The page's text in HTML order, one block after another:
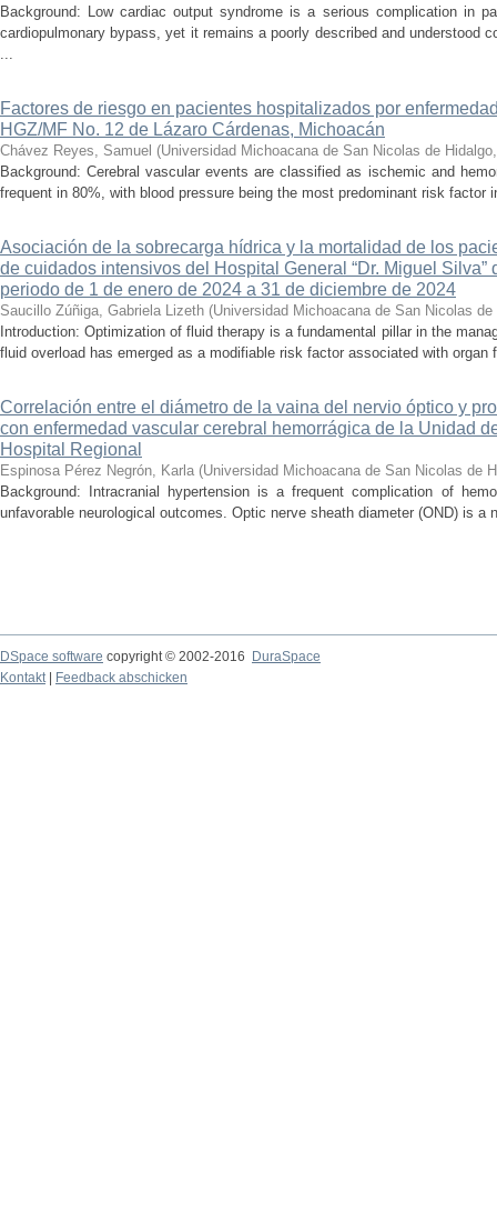
Background: Low cardiac output syndrome is a serious complication in
cardiopulmonary bypass, yet it remains a poorly described and understood
...
Factores de riesgo en pacientes hospitalizados por
HGZ/MF No. 12 de Lázaro Cárdenas, Michoacán
Chávez Reyes, Samuel (Universidad Michoacana de San Nicolas de Hidalgo
Background: Cerebral vascular events are classified as ischemic and
frequent in 80%, with blood pressure being the most predominant risk factor
Asociación de la sobrecarga hídrica y la mortalidad de los
de cuidados intensivos del Hospital General “Dr. Miguel
periodo de 1 de enero de 2024 a 31 de diciembre de 2024
Saucillo Zúñiga, Gabriela Lizeth (Universidad Michoacana de San Nicolas de
Introduction: Optimization of fluid therapy is a fundamental pillar in the
fluid overload has emerged as a modifiable risk factor associated with organ
Correlación entre el diámetro de la vaina del nervio óptico y
con enfermedad vascular cerebral hemorrágica de la Unidad
Hospital Regional
Espinosa Pérez Negrón, Karla (Universidad Michoacana de San Nicolas de
Background: Intracranial hypertension is a frequent complication of
unfavorable neurological outcomes. Optic nerve sheath diameter (OND) is a
DSpace software copyright © 2002-2016
DuraSpace
Kontakt| Feedback abschicken